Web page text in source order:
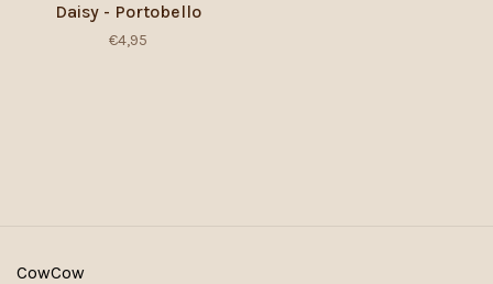
Daisy - Portobello
€4,95
CowCow